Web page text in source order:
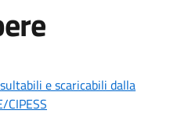
e scaricabili dalla
CIPESS